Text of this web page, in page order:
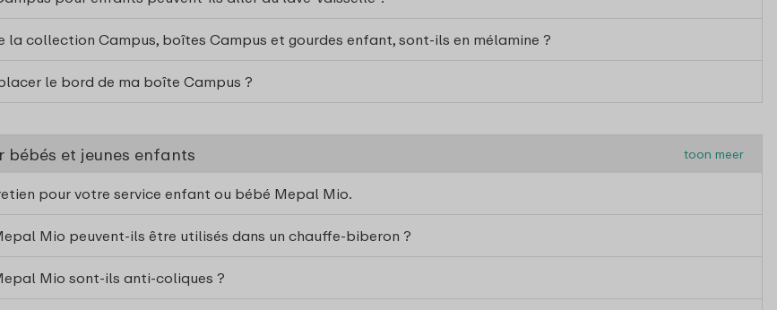
la collection Campus, boîtes Campus et gourdes enfant, sont-ils en mélamine ?
le bord de ma boîte Campus ?
bébés et jeunes enfants toon meer
pour votre service enfant ou bébé Mepal Mio.
Mio peuvent-ils être utilisés dans un chauffe-biberon ?
Mio sont-ils anti-coliques ?